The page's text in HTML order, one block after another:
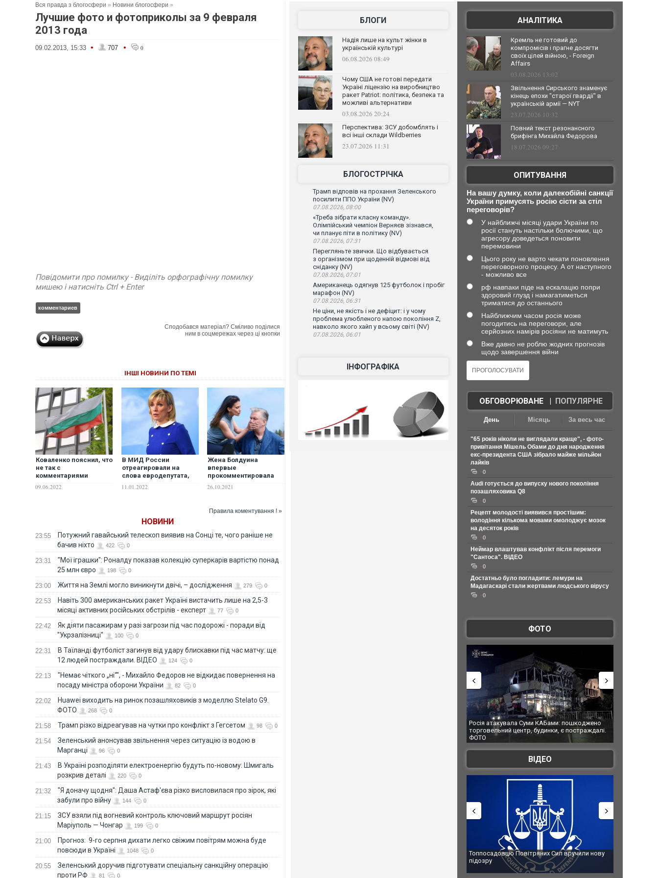
Вся правда з блогосфери » Новини блогосфери »
Лучшие фото и фотоприколы за 9 февраля
2013 года
09.02.2013, 15:33 • 707 • 0
Повідомити про помилку - Виділіть орфографічну помилку
мишею і натисніть Ctrl + Enter
комментариев
Сподобався матеріал? Сміливо поділися
ним в соцмережах через ці кнопки
ІНШІ НОВИНИ ПО ТЕМІ
Коваленко пояснил, что
не так с
комментариями
Болгарии по вопросу
09.06.2022
В МИД России
отреагировали на
слова евродепутата,
России "по яйцам"
11.01.2022
Жена Болдуина
впервые
прокомментировала
Гатчинс
26.10.2021
Правила коментування ! »
НОВИНИ
23:55
Потужний гавайський телескоп виявив на Сонці те, чого раніше не
бачив ніхто
422 0
23:31
"Мої іграшки": Роналду показав колекцію суперкарів вартістю понад
25 млн євро
198 0
23:00 Життя на Землі могло виникнути двічі, – дослідження 279 0
22:53
Навіть 300 американських ракет Україні вистачить лише на 2,5-3
місяці активних російських обстрілів - експерт
77 0
22:42
Як діяти пасажирам у разі загрози під час подорожі - поради від
"Укрзалізниці"
100 0
22:31
В Таїланді футболіст загинув від удару блискавки під час матчу: ще
12 людей постраждали. ВІДЕО
124 0
22:13
"Немає чіткого „ні“", - Михайло Федоров не відкидає повернення на
посаду міністра оборони України
82 0
22:02
Huawei виходить на ринок позашляховиків з моделлю Stelato G9.
ФОТО
268 0
21:58 Трамп різко відреагував на чутки про конфлікт з Гегсетом 98 0
21:54
Зеленський анонсував звільнення через ситуацію із водою в
Марганці
96 0
21:43
В Україні розподіляти електроенергію будуть по-новому: Шмигаль
розкрив деталі
220 0
21:32
"Я доначу щодня": Даша Астаф'єва різко висловилася про зірок, які
забули про війну
144 0
21:15
ЗСУ взяли під вогневий контроль ключовий маршрут росіян
Маріуполь — Чонгар
199 0
21:00
Прогноз: 9-го серпня дихати легко свіжим повітрям можна буде
повсюди в Україні
1048 0
20:55
Зеленський доручив підготувати спеціальну санкційну операцію
проти РФ
81 0
БЛОГИ
Надія лише на культ жінки в
українській культурі
06.08.2026 08:49
Чому США не готові передати
Україні ліцензію на виробництво
ракет Patriot: політика, безпека та
можливі альтернативи
03.08.2026 20:24
Перспектива: ЗСУ добомблять і
всі інші склади Wildberries
23.07.2026 11:31
БЛОГОСТРІЧКА
Трамп відповів на прохання Зеленського
посилити ППО України (NV)
07.08.2026, 08:00
«Треба зібрати класну команду».
Олімпійський чемпіон Верняєв зізнався,
чи планує піти в політику (NV)
07.08.2026, 07:31
Перегляньте звички. Що відбувається
з організмом при щоденній відмові від
сніданку (NV)
07.08.2026, 07:01
Американець одягнув 125 футболок і пробіг
марафон (NV)
07.08.2026, 06:31
Не ціни, не якість і не дефіцит: і у чому
проблема улюбленого напою покоління Z,
навколо якого хайп у всьому світі (NV)
07.08.2026, 06:01
ІНФОГРАФІКА
АНАЛІТИКА
Кремль не готовий до
компромісів і прагне досягти
своїх цілей війною, - Foreign
Affairs
03.08.2026 13:02
Звільнення Сирського знаменує
кінець епохи "старої гвардії" в
українській армії — NYT
23.07.2026 10:32
Повний текст резонансного
брифінга Михайла Федорова
18.07.2026 09:27
ОПИТУВАННЯ
На вашу думку, коли далекобійні санкції
України примусять росію сісти за стіл
переговорів?
У найближчі місяці удари України по
росії стануть настільки болючими, що
агресору доведеться поновити
перемовини
Цього року не варто чекати поновлення
переговорного процесу. А от наступного
- можливо все
рф навпаки піде на ескалацію попри
здоровий глузд і намагатиметься
триматися до останнього
Найближчим часом росія може
погодитись на переговори, але
серйозних намірів росіяни не матимуть
Вже давно не роблю жодних прогнозів
щодо завершення війни
ОБГОВОРЮВАНЕ| ПОПУЛЯРНЕ
День Місяць За весь час
"65 років ніколи не виглядали краще", - фото-
привітання Мішель Обами до дня народження
екс-президента США зібрало майже мільйон
лайків
0
Audi готується до випуску нового покоління
позашляховика Q8
0
Рецепт молодості виявився простішим:
володіння кількома мовами омолоджує мозок
на десяток років
0
Неймар влаштував конфлікт після перемоги
"Сантоса". ВІДЕО
0
Достатньо було погладити: лемури на
Мадагаскарі стали жертвами людського вірусу
0
ФОТО
Росія атакувала Суми КАБами: пошкоджено
торговельний центр, будинки, є постраждалі.
ФОТО
ВІДЕО
Топпосадовцю Повітряних Сил вручили нову
підозру